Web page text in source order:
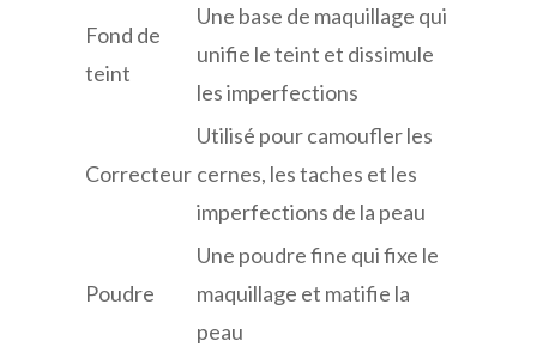
Fond de
teint
Une base de maquillage qui
unifie le teint et dissimule
les imperfections
Correcteur
Utilisé pour camoufler les
cernes, les taches et les
imperfections de la peau
Poudre
Une poudre fine qui fixe le
maquillage et matifie la
peau